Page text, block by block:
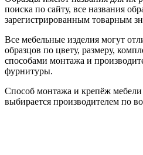
поиска по сайту, все названия
зарегистрированным товарным
Все мебельные изделия могут
образцов по цвету, размеру,
способами монтажа и
фурнитуры.
Способ монтажа и крепёж
выбирается производителем по